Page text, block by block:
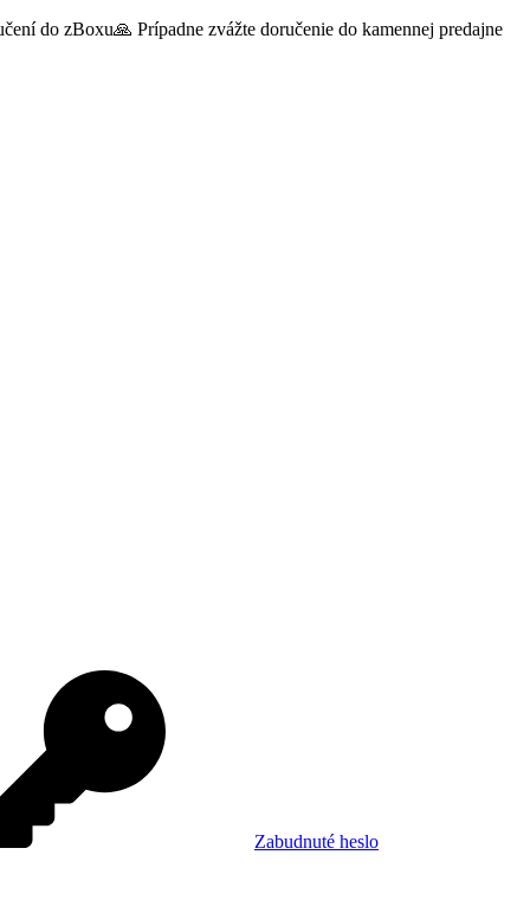
do zBoxu🙏 Prípadne zvážte doručenie do kamennej predajne
Zabudnuté heslo